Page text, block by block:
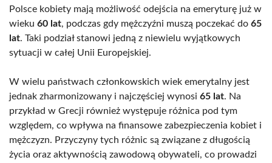
Polsce kobiety mają możliwość odejścia na emeryturę już w
wieku 60 lat, podczas gdy mężczyźni muszą poczekać do 65
lat. Taki podział stanowi jedną z niewielu wyjątkowych
sytuacji w całej Unii Europejskiej.
W wielu państwach członkowskich wiek emerytalny jest
jednak zharmonizowany i najczęściej wynosi 65 lat. Na
przykład w Grecji również występuje różnica pod tym
względem, co wpływa na finansowe zabezpieczenia kobiet i
mężczyzn. Przyczyny tych różnic są związane z długością
życia oraz aktywnością zawodową obywateli, co prowadzi